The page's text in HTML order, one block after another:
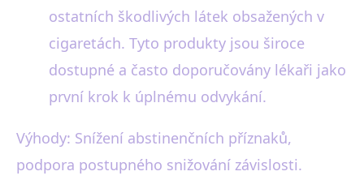
ostatních škodlivých látek obsažených v
cigaretách. Tyto produkty jsou široce
dostupné a často doporučovány lékaři jako
první krok k úplnému odvykání.
Výhody: Snížení abstinenčních příznaků,
podpora postupného snižování závislosti.